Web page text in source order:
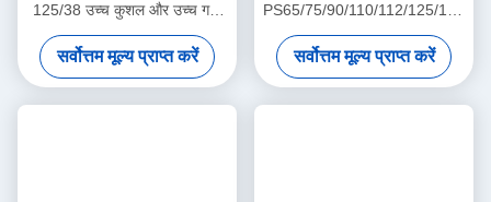
125/38 उच्च कुशल और उच्च गति
समानांतर जुड़वां पेंच प्लास्टिक
extruders
सर्वोत्तम मूल्य प्राप्त करें
PS65/75/90/110/112/125/130/
समानांतर जुड़वां पेंच प्लास्टिक
extruders
सर्वोत्तम मूल्य प्राप्त करें